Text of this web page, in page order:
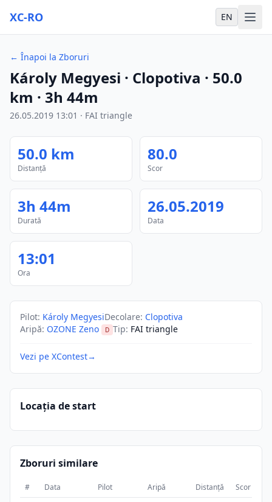
XC-RO EN
← Înapoi la Zboruri
Károly Megyesi · Clopotiva · 50.0
km · 3h 44m
26.05.2019 13:01 · FAI triangle
50.0 km
Distanță
80.0
Scor
3h 44m
Durată
26.05.2019
Data
13:01
Ora
Pilot: Károly MegyesiDecolare: Clopotiva
Aripă: OZONE Zeno D Tip: FAI triangle
Vezi pe XContest→
Locația de start
Zboruri similare
# Data Pilot Aripă Distanță Scor